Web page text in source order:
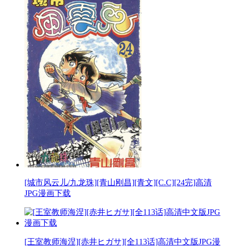
[城市风云儿/九龙珠][青山刚昌][青文][C.C][24完]高清
JPG漫画下载
[王室教师海涅][赤井ヒガサ][全113话]高清中文版JPG漫